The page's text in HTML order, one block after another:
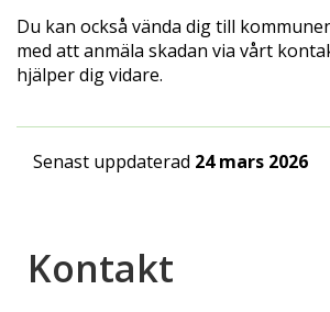
Du kan också vända dig till
med att anmäla skadan via vårt
hjälper dig vidare.
Senast uppdaterad 24 mars 2026
Kontakt